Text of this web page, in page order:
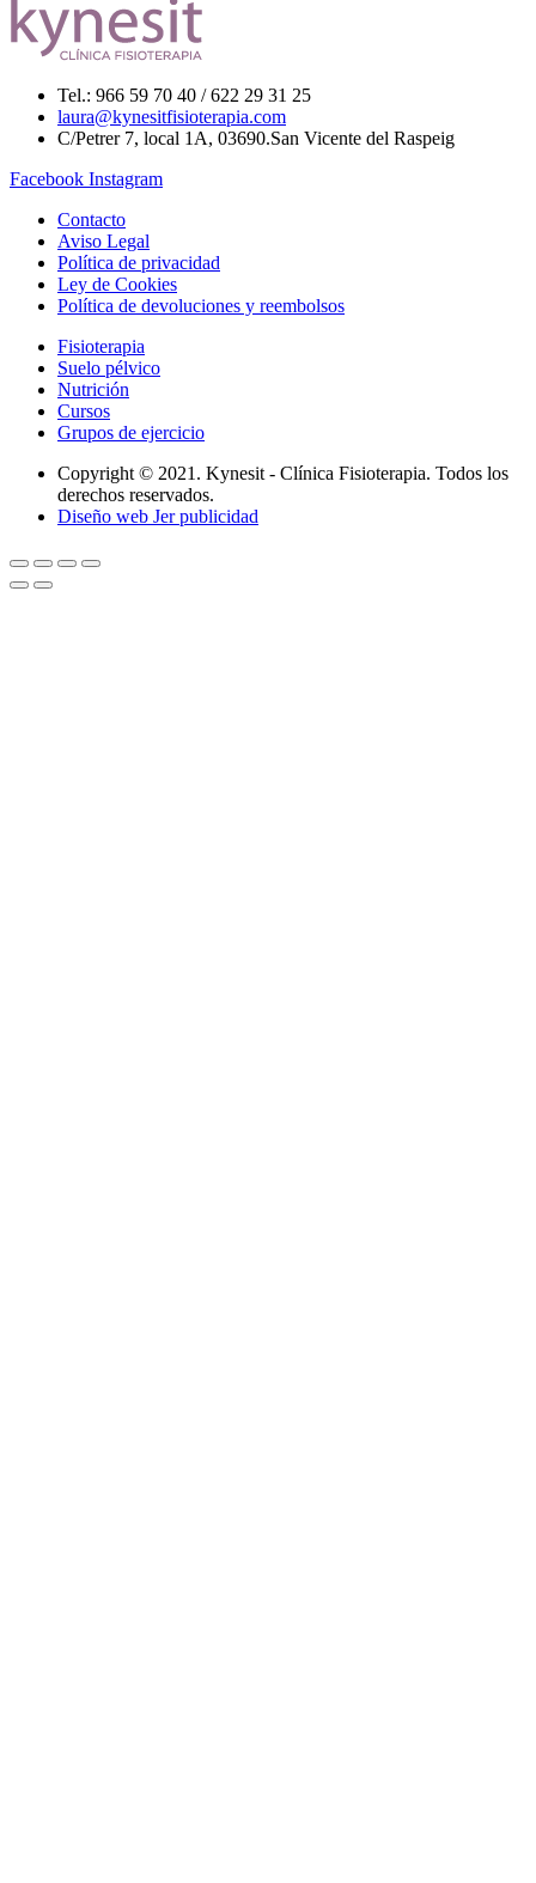
Tel.: 966 59 70 40 / 622 29 31 25
laura@kynesitfisioterapia.com
C/Petrer 7, local 1A, 03690.San Vicente del Raspeig
Facebook Instagram
Contacto
Aviso Legal
Política de privacidad
Ley de Cookies
Política de devoluciones y reembolsos
Fisioterapia
Suelo pélvico
Nutrición
Cursos
Grupos de ejercicio
Copyright © 2021. Kynesit - Clínica Fisioterapia. Todos los
derechos reservados.
Diseño web Jer publicidad